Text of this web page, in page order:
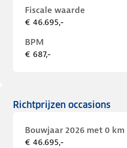
Fiscale waarde
€ 46.695,-
BPM
€ 687,-
Richtprijzen occasions
Bouwjaar 2026 met 0 km
€ 46.695,-